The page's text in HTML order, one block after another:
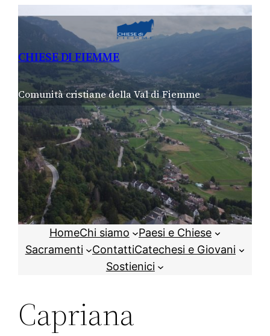
CHIESE DI FIEMME
Comunità cristiane della Val di Fiemme
HomeChi siamo
Paesi e Chiese
Sacramenti
ContattiCatechesi e Giovani
Sostienici
Capriana